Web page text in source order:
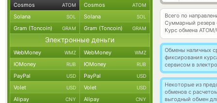
Всего по
Суммарный резерв
Курс обмена
Обмены наличных
фиксирования
сервисом в
Некоторые из
обменов с
выгодный обмен
Cosmos ATOM Cosmos ATOM
Solana SOL Solana SOL
Gram (Toncoin) GRAM Gram (Toncoin) GRAM
Электронные деньги
WebMoney WMZ WebMoney WMZ
ЮMoney RUB ЮMoney RUB
PayPal USD PayPal USD
Volet USD Volet USD
Alipay CNY Alipay CNY